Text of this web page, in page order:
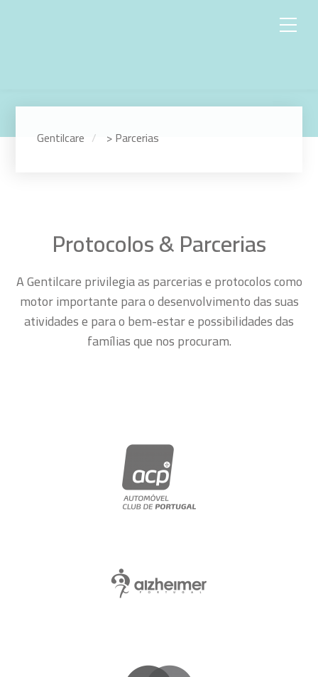
Gentilcare >Parcerias
Protocolos & Parcerias
A Gentilcare privilegia as parcerias e protocolos como
motor importante para o desenvolvimento das suas
atividades e para o bem-estar e possibilidades das
famílias que nos procuram.